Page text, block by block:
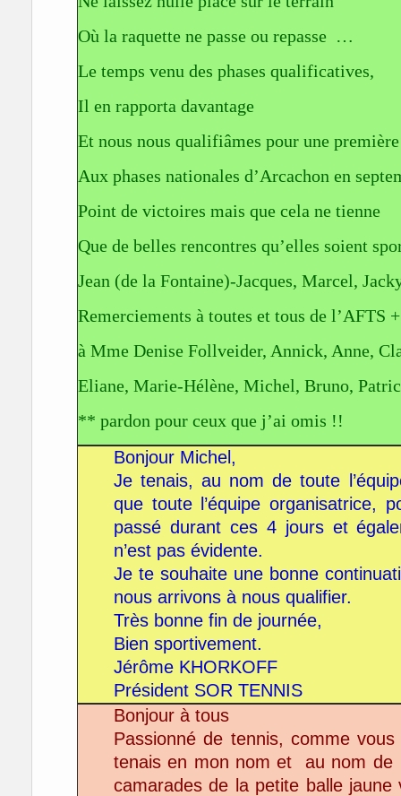
Où la raquette ne passe ou repasse …
Le temps venu des phases qualificatives,
Il en rapporta davantage
Et nous nous qualifiâmes pour une première
Aux phases nationales d’Arcachon en
Point de victoires mais que cela ne tienne
Que de belles rencontres qu’elles soient
Jean (de la Fontaine)-Jacques, Marcel,
Remerciements à toutes et tous de l’AFTS +
à Mme Denise Follveider, Annick, Anne,
Eliane, Marie-Hélène, Michel, Bruno,
** pardon pour ceux que j’ai omis !!
Bonjour Michel,
Je tenais, au nom de toute
que toute l’équipe organisatrice,
passé durant ces 4 jours et
n’est pas évidente.
Je te souhaite une bonne
nous arrivons à nous qualifier.
Très bonne fin de journée,
Bien sportivement.
Jérôme KHORKOFF
Président SOR TENNIS
Bonjour à tous
Passionné de tennis, comme
tenais en mon nom et au nom
camarades de la petite balle